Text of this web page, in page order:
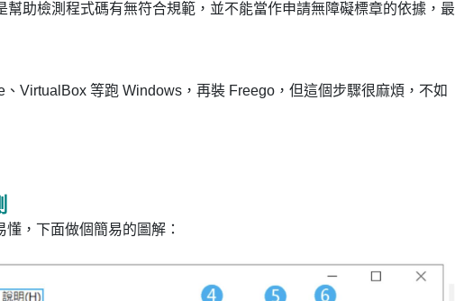
幫助檢測程式碼有無符合規範，並不能當作申請無障礙標章的依據，最
VirtualBox 等跑 Windows，再裝 Freego，但這個步驟很麻煩，不如
，下面做個簡易的圖解：